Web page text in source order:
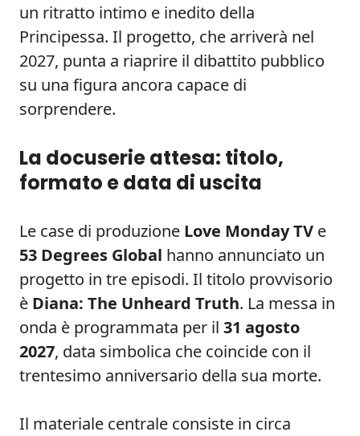
un ritratto intimo e inedito della
Principessa. Il progetto, che arriverà nel
2027, punta a riaprire il dibattito pubblico
su una figura ancora capace di
sorprendere.
La docuserie attesa: titolo,
formato e data di uscita
Le case di produzione Love Monday TV e
53 Degrees Global hanno annunciato un
progetto in tre episodi. Il titolo provvisorio
è Diana: The Unheard Truth. La messa in
onda è programmata per il 31 agosto
2027, data simbolica che coincide con il
trentesimo anniversario della sua morte.
Il materiale centrale consiste in circa